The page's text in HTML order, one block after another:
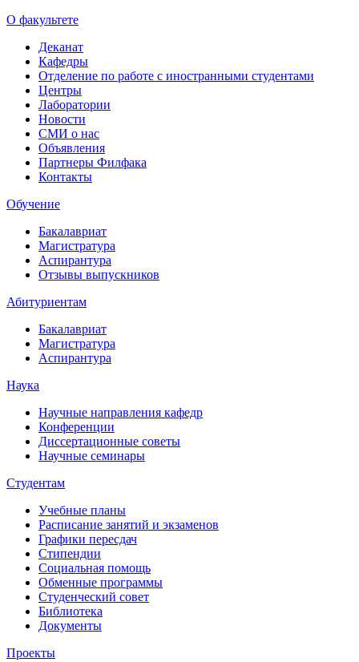
О факультете
Деканат
Кафедры
Отделение по работе с иностранными студентами
Центры
Лаборатории
Новости
СМИ о нас
Объявления
Партнеры Филфака
Контакты
Обучение
Бакалавриат
Магистратура
Аспирантура
Отзывы выпускников
Абитуриентам
Бакалавриат
Магистратура
Аспирантура
Наука
Научные направления кафедр
Конференции
Диссертационные советы
Научные семинары
Студентам
Учебные планы
Расписание занятий и экзаменов
Графики пересдач
Стипендии
Социальная помощь
Обменные программы
Студенческий совет
Библиотека
Документы
Проекты